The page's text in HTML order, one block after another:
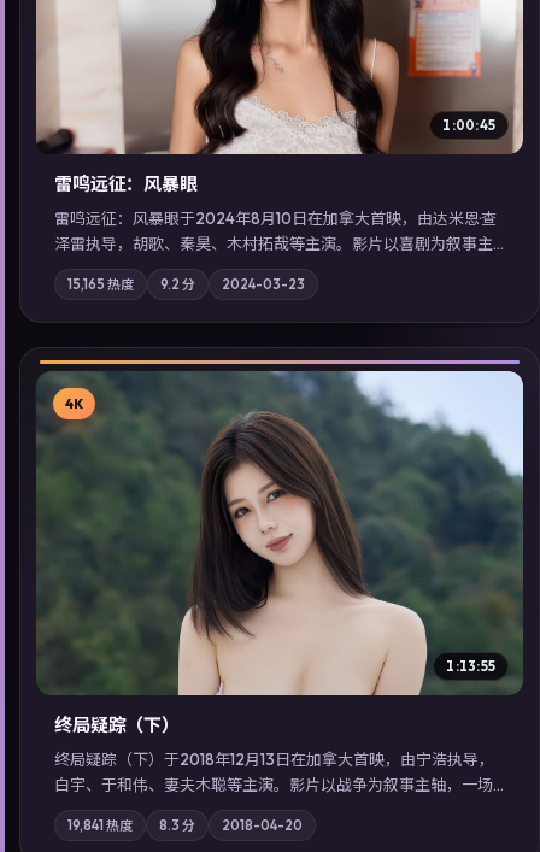
1:00:45
雷鸣远征：风暴眼
雷鸣远征：风暴眼于2024年8月10日在加拿大首映，由达米恩·查
泽雷执导，胡歌、秦昊、木村拓哉等主演。影片以喜剧为叙事主
轴，旧案重提，真相与谎言在同一条时间线上交锋；摄影与配乐
强化地域气质；站内亦可通过「国产免费观看高清电视剧在线
看」延展检索同类型高分佳作，畅享高清在线追剧体验。
15,165 热度 9.2 分 2024-03-23
▶
4K
1:13:55
终局疑踪（下）
终局疑踪（下）于2018年12月13日在加拿大首映，由宁浩执导，
白宇、于和伟、妻夫木聪等主演。影片以战争为叙事主轴，一场
意外将众人卷入不可撤回的连锁反应；摄影与配乐强化地域气
质；站内亦可通过「国产免费观看高清电视剧在线看」延展检索
19,841热度 8.3 分 2018-04-20